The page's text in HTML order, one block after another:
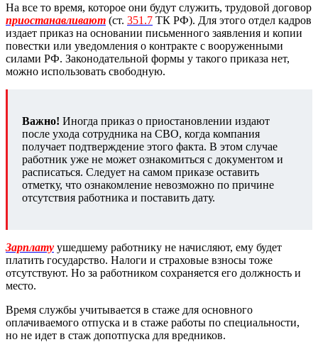
На все то время, которое они будут служить, трудовой договор
приостанавливают (ст. 351.7 ТК РФ). Для этого отдел кадров
издает приказ на основании письменного заявления и копии
повестки или уведомления о контракте с вооруженными
силами РФ. Законодательной формы у такого приказа нет,
можно использовать свободную.
Важно! Иногда приказ о приостановлении издают
после ухода сотрудника на СВО, когда компания
получает подтверждение этого факта. В этом случае
работник уже не может ознакомиться с документом и
расписаться. Следует на самом приказе оставить
отметку, что ознакомление невозможно по причине
отсутствия работника и поставить дату.
Зарплату ушедшему работнику не начисляют, ему будет
платить государство. Налоги и страховые взносы тоже
отсутствуют. Но за работником сохраняется его должность и
место.
Время службы учитывается в стаже для основного
оплачиваемого отпуска и в стаже работы по специальности,
но не идет в стаж допотпуска для вредников.